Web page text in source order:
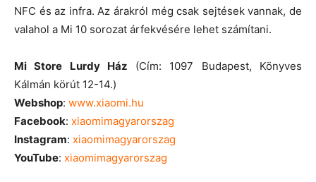
NFC és az infra. Az árakról még csak sejtések vannak, de
valahol a Mi 10 sorozat árfekvésére lehet számítani.
Mi Store Lurdy Ház (Cím: 1097 Budapest, Könyves
Kálmán körút 12-14.)
Webshop: www.xiaomi.hu
Facebook: xiaomimagyarorszag
Instagram: xiaomimagyarorszag
YouTube: xiaomimagyarorszag